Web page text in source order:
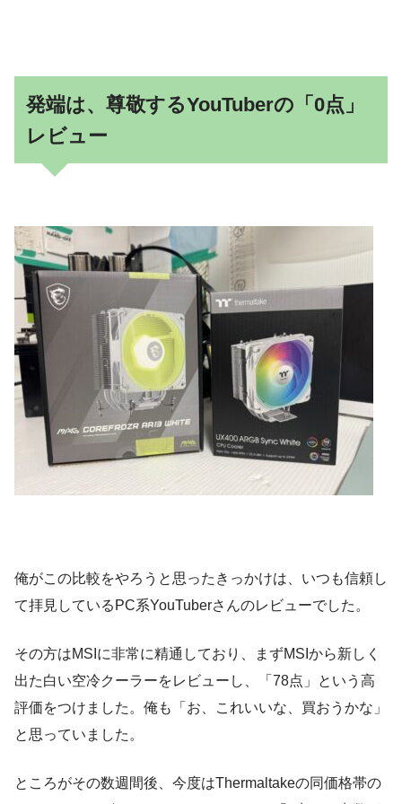
発端は、尊敬するYouTuberの「0点」
レビュー
俺がこの比較をやろうと思ったきっかけは、いつも信頼し
て拝見しているPC系YouTuberさんのレビューでした。
その方はMSIに非常に精通しており、まずMSIから新しく
出た白い空冷クーラーをレビューし、「78点」という高
評価をつけました。俺も「お、これいいな、買おうかな」
と思っていました。
ところがその数週間後、今度はThermaltakeの同価格帯の